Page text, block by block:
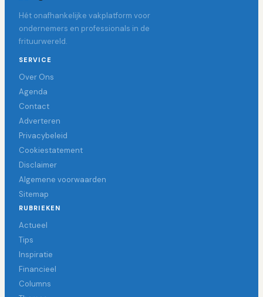
Hét onafhankelijke vakplatform voor
ondernemers en professionals in de
frituurwereld.
SERVICE
Over Ons
Agenda
Contact
Adverteren
Privacybeleid
Cookiestatement
Disclaimer
Algemene voorwaarden
Sitemap
RUBRIEKEN
Actueel
Tips
Inspiratie
Financieel
Columns